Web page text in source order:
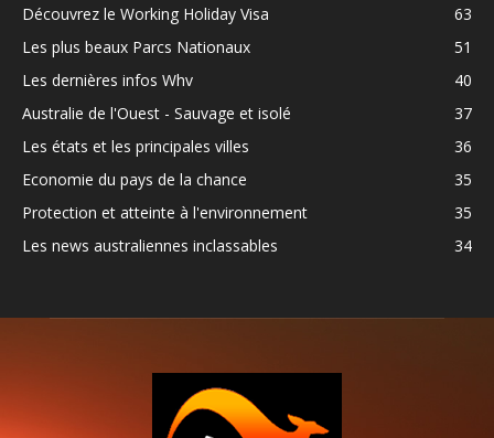
Découvrez le Working Holiday Visa
63
Les plus beaux Parcs Nationaux
51
Les dernières infos Whv
40
Australie de l'Ouest - Sauvage et isolé
37
Les états et les principales villes
36
Economie du pays de la chance
35
Protection et atteinte à l'environnement
35
Les news australiennes inclassables
34